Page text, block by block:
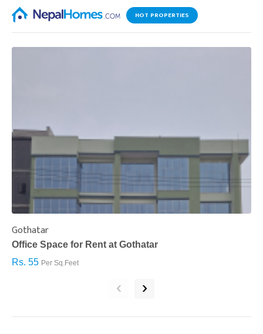
HOT PROPERTIES
Gothatar
Office Space for Rent at Gothatar
Rs. 55 Per Sq.Feet
‹ ›